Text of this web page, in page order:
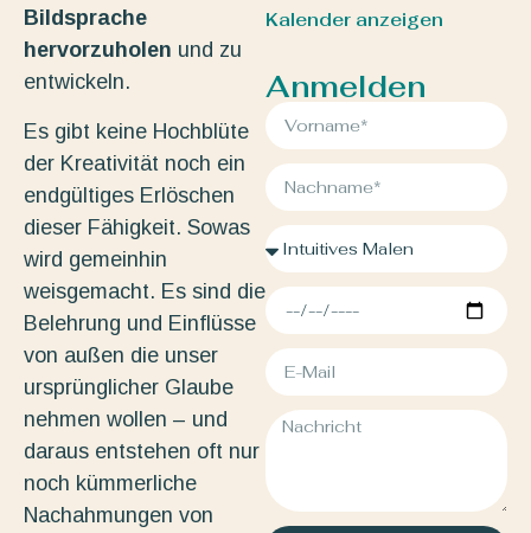
Bildsprache
hervorzuholen und zu
entwickeln.
Es gibt keine Hochblüte
der Kreativität noch ein
endgültiges Erlöschen
dieser Fähigkeit. Sowas
wird gemeinhin
weisgemacht. Es sind die
Belehrung und Einflüsse
von außen die unser
ursprünglicher Glaube
nehmen wollen – und
daraus entstehen oft nur
noch kümmerliche
Nachahmungen von
Kalender anzeigen
Anmelden